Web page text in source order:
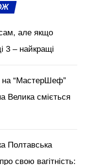
але якщо
3 – найкращі
на “МастерШеф”
Велика сміється
Полтавська
свою вагітність: